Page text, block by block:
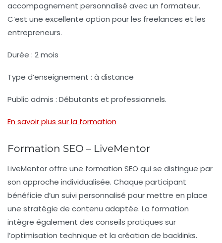
accompagnement personnalisé avec un formateur.
C’est une excellente option pour les freelances et les
entrepreneurs.
Durée : 2 mois
Type d’enseignement : à distance
Public admis : Débutants et professionnels.
En savoir plus sur la formation
Formation SEO – LiveMentor
LiveMentor offre une formation SEO qui se distingue par
son approche individualisée. Chaque participant
bénéficie d’un suivi personnalisé pour mettre en place
une stratégie de contenu adaptée. La formation
intègre également des conseils pratiques sur
l’optimisation technique et la création de backlinks.